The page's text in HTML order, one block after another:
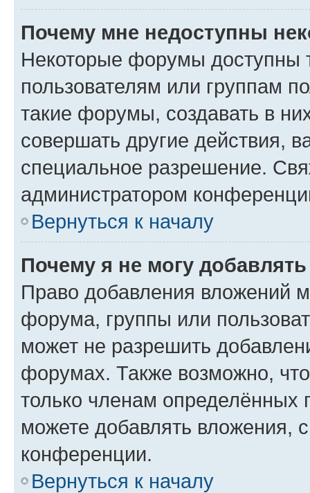
Почему мне недоступны
Некоторые форумы доступны
пользователям или группам
такие форумы, создавать в
совершать другие действия,
специальное разрешение.
администратором
Вернуться к началу
Почему я не могу
Право добавления вложений
форума, группы или
может не разрешить
форумах. Также возможно,
только членам определённых
можете добавлять вложения,
конференции.
Вернуться к началу